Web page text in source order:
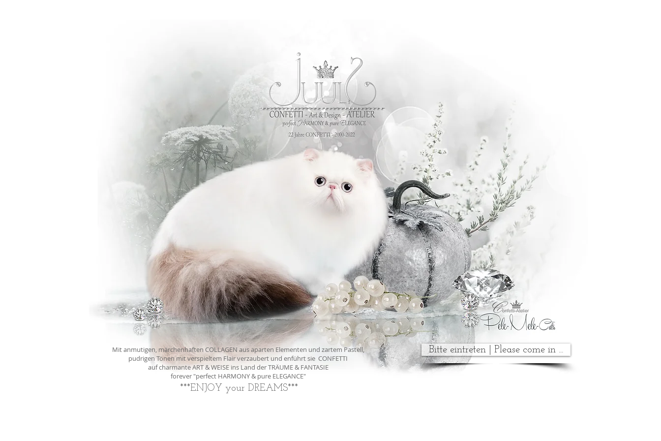
Mit anmutigen, märchenhaften COLLAGEN aus aparten Elementen und zartem Pastell,
pudrigen Tönen mit verspieltem Flair verzaubert und enführt sie CONFETTI
auf charmante ART & WEISE ins Land der TRÄUME & FANTASIE
forever "perfect HARMONY & pure ELEGANCE"
***ENJOY your DREAMS***
Bitte eintreten | Please come in ...